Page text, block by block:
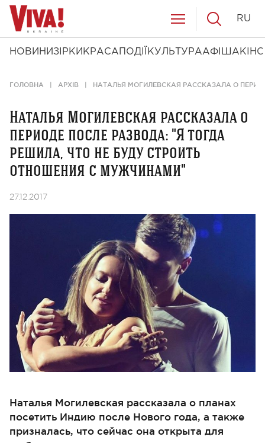
НОВИНИ ЗІРКИ КРАСА ПОДІЇ КУЛЬТУРААФІША КІНО
RU
ГОЛОВНА АРХІВ НАТАЛЬЯ МОГИЛЕВСКАЯ РАССКАЗАЛА О
Наталья Могилевская рассказала о
периоде после развода: "Я тогда
решила, что не буду строить
отношения с мужчинами"
27.12.2017
Наталья Могилевская рассказала о планах
посетить Индию после Нового года, а также
призналась, что сейчас она открыта для